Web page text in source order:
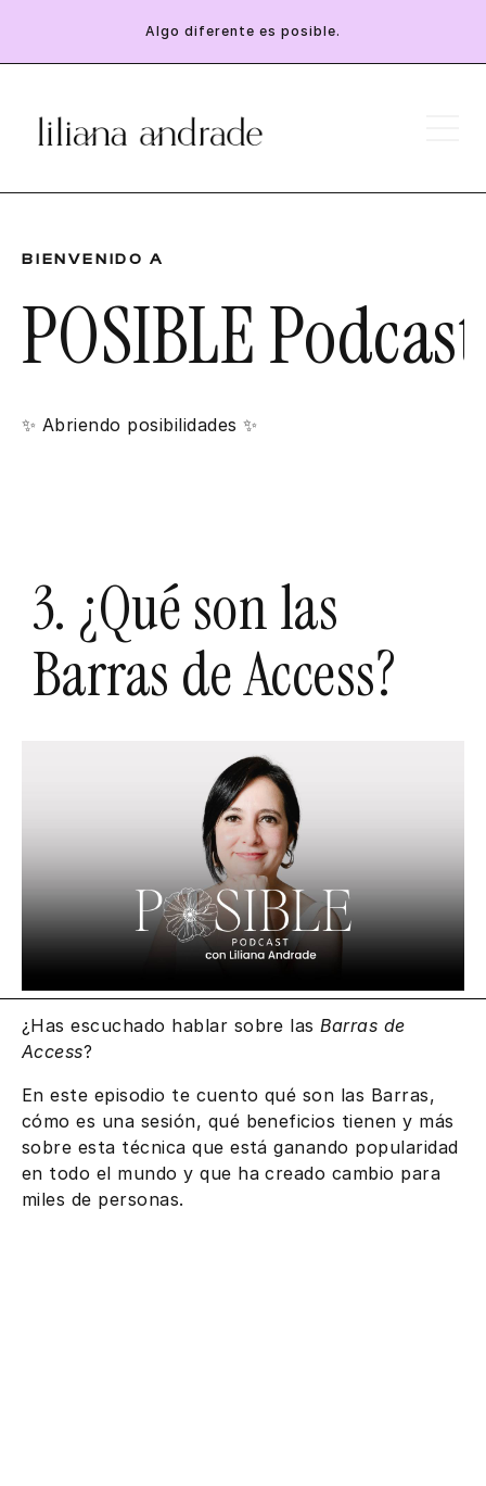
Algo diferente es posible.
BIENVENIDO A
POSIBLE Podcast
✨ Abriendo posibilidades ✨
3. ¿Qué son las
Barras de Access?
¿Has escuchado hablar sobre las Barras de
Access?
En este episodio te cuento qué son las Barras,
cómo es una sesión, qué beneficios tienen y más
sobre esta técnica que está ganando popularidad
en todo el mundo y que ha creado cambio para
miles de personas.